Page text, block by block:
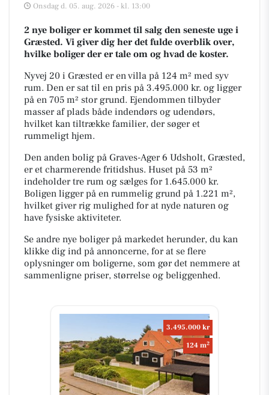
Onsdag d. 05. aug. 2026 - kl. 13:00
2 nye boliger er kommet til salg den seneste uge i
Græsted. Vi giver dig her det fulde overblik over,
hvilke boliger der er tale om og hvad de koster.
Nyvej 20 i Græsted er en villa på 124 m² med syv
rum. Den er sat til en pris på 3.495.000 kr. og ligger
på en 705 m² stor grund. Ejendommen tilbyder
masser af plads både indendørs og udendørs,
hvilket kan tiltrække familier, der søger et
rummeligt hjem.
Den anden bolig på Graves-Ager 6 Udsholt, Græsted,
er et charmerende fritidshus. Huset på 53 m²
indeholder tre rum og sælges for 1.645.000 kr.
Boligen ligger på en rummelig grund på 1.221 m²,
hvilket giver rig mulighed for at nyde naturen og
have fysiske aktiviteter.
Se andre nye boliger på markedet herunder, du kan
klikke dig ind på annoncerne, for at se flere
oplysninger om boligerne, som gør det nemmere at
sammenligne priser, størrelse og beliggenhed.
3.495.000 kr
124 m2